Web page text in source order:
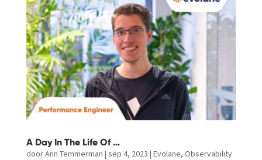
A Day In The Life Of …
doorAnn Temmerman | sep 4, 2023 | Evolane, Observability